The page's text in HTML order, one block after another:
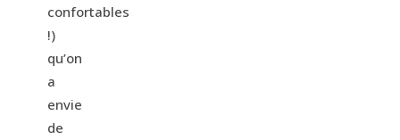
confortables
!)
qu’on
a
envie
de